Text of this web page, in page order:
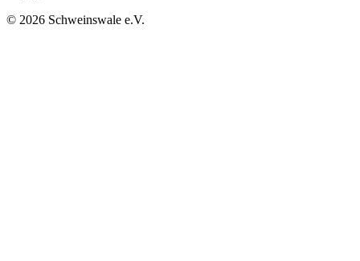
© 2026 Schweinswale e.V.